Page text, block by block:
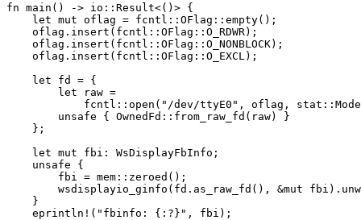
fn main() -> io::Result<()> {
    let mut oflag = fcntl::OFlag::empty();
    oflag.insert(fcntl::OFlag::O_RDWR);
    oflag.insert(fcntl::OFlag::O_NONBLOCK);
    oflag.insert(fcntl::OFlag::O_EXCL);
    let fd = {
        let raw =
fcntl::open("/dev/ttyE0", oflag,
        unsafe { OwnedFd::from_raw_fd(raw) }
    };
    let mut fbi: WsDisplayFbInfo;
    unsafe {
        fbi = mem::zeroed();
wsdisplayio_ginfo(fd.as_raw_fd(), &mut
    }
    eprintln!("fbinfo: {:?}", fbi);